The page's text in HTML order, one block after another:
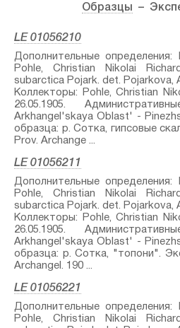
Образцы –
LE 01056210
Дополнительные определения:
Pohle, Christian Nikolai
subarctica Pojark.⁣ det. Pojarkova,
Коллекторы: Pohle, Christian
26.05.1905.
Arkhangel'skaya Oblast' -
образца: р. Сотка, гипсовые
Prov. Archange ...
LE 01056211
Дополнительные определения:
Pohle, Christian Nikolai
subarctica Pojark.⁣ det. Pojarkova,
Коллекторы: Pohle, Christian
26.05.1905.
Arkhangel'skaya Oblast' -
образца: р. Сотка, "топони".
Archangel. 190 ...
LE 01056221
Дополнительные определения:
Pohle, Christian Nikolai